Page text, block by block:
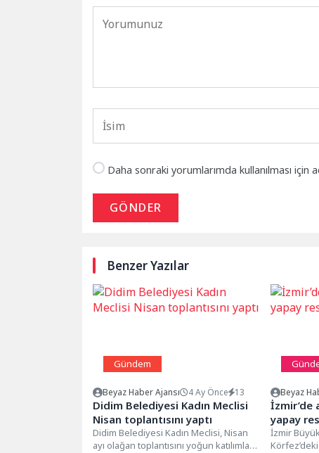
Daha sonraki yorumlarımda kullanılması
GÖNDER
Benzer Yazılar
Gündem
Beyaz Haber Ajansı 4 Ay Önce 13
Didim Belediyesi Kadın Meclisi
Nisan toplantısını yaptı
Didim Belediyesi Kadın Meclisi, Nisan
ayı olağan toplantısını yoğun katılımla
Beyaz
İzmir’de
yapay
İzmir